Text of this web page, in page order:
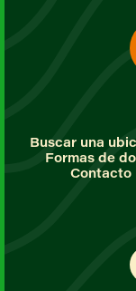
Buscar una
Formas de
Contacto